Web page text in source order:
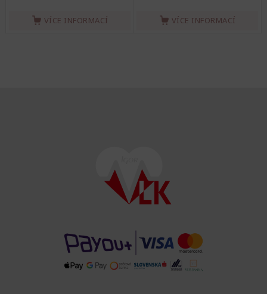
VÍCE INFORMACÍ VÍCE INFORMACÍ